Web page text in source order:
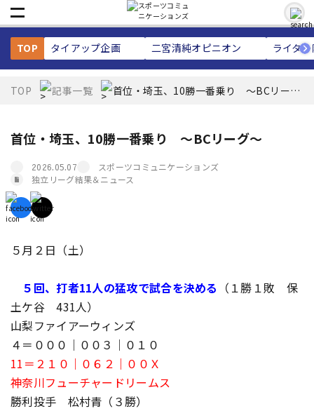
TOP タイアップ企画 二宮清純オピニオン ライタ
TOP 記事一覧 首位・埼玉、10勝一番乗り ～BCリーグ
首位・埼玉、10勝一番乗り ～BCリーグ～
2026.05.07
スポーツコミュニケーションズ
独立リーグ結果＆ニュース
５月２日（土）
５回、打者11人の猛攻で試合を決める （１勝１敗 保
土ケ谷 431人）
山梨ファイアーウィンズ
４＝０００｜００３｜０１０
11＝２１０｜０６２｜００Ｘ
神奈川フューチャードリームス
勝利投手 松村青（３勝）